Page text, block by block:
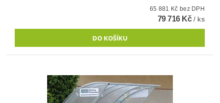
65 881 Kč bez DPH
79 716 Kč/ ks